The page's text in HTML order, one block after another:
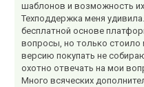
шаблонов и возможность
Техподдержка меня
бесплатной основе
вопросы, но только стоило
версию покупать не
охотно отвечать на мои
Много всяческих